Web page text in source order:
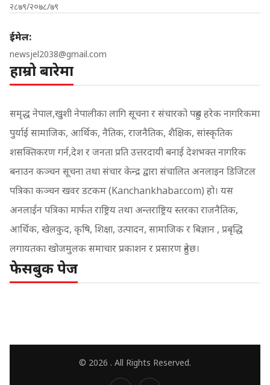
२८७९/२०७८/७९
ईमेल:
newsjel2038@gmail.com
हाम्रो बारेमा
समृद्ध नेपाल,खुशी नेपालीका लागि सूचना र संचारको पहुच हरेक नागरिकमा
पुर्याई सामाजिक, आर्थिक, नैतिक, राजनैतिक, शैक्षिक, सांस्कृतिक
शसक्तिकरण गर्न,देश र जनता प्रति उत्तरदायी बनाई देशभक्त नागरिक
बनाउन कञ्चन सूचना तथा संचार केन्द्र द्वारा संचालित अनलाइन डिजिटल
पत्रिका कञ्चन खवर डटकम (Kanchankhabar.com) हो। यस
अनलाईन पत्रिका मार्फत राष्ट्रिय तथा अन्तराष्ट्रिय स्तरका राजनैतिक,
आर्थिक, खेलकुद, कृषि, शिक्षा, उत्पादन, सामाजिक र बिज्ञान , प्रबृद्धि
लगायतका खोजमुलक समाचार प्रकाशन र प्रसारण हुनेछ।
फेसबुक पेज
© 2026 . All Rights Reserved.